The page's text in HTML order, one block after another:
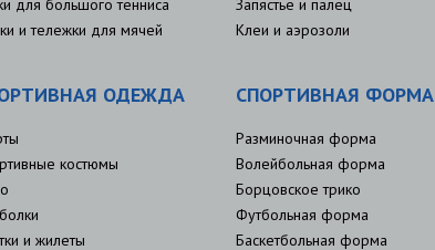
для большого тенниса
и тележки для мячей
Запястье и палец
Клеи и аэрозоли
ОДЕЖДА
костюмы
и жилеты
СПОРТИВНАЯ ФОРМА
Разминочная форма
Волейбольная форма
Борцовское трико
Футбольная форма
Баскетбольная форма